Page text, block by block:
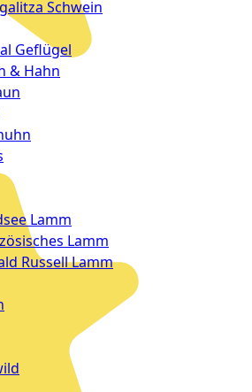
Schwein
Geflügel
& Hahn
Lamm
Lamm
Russell Lamm